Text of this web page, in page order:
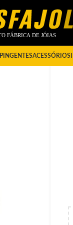
PINGENTESACESSÓRIOS